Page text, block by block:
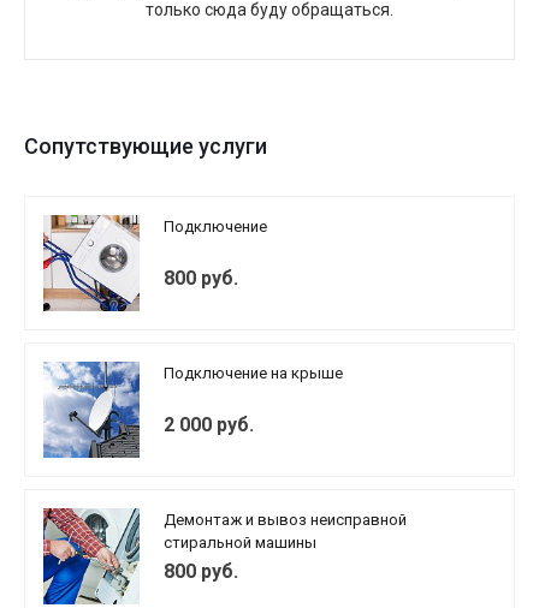
только сюда буду обращаться.
Сопутствующие услуги
Подключение
800 руб.
Подключение на крыше
2 000 руб.
Демонтаж и вывоз неисправной
стиральной машины
800 руб.